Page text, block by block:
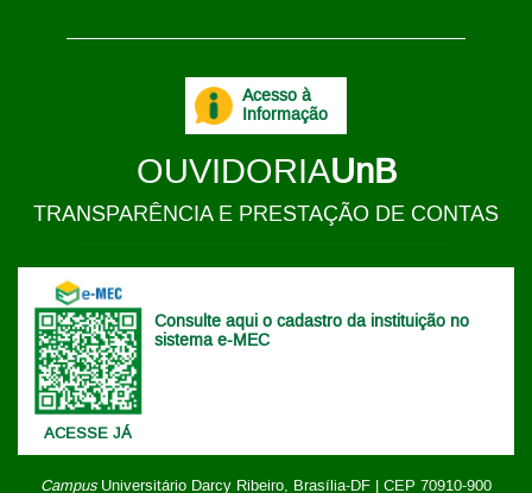
ACESSE JÁ
Consulte aqui o cadastro da instituição no
sistema e-MEC
CampusUniversitário Darcy Ribeiro, Brasília-DF | CEP 70910-900
Acesso à
Informação
OUVIDORIAUnB
TRANSPARÊNCIA E PRESTAÇÃO DE CONTAS